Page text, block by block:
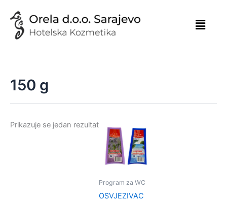
content
150 g
Prikazuje se jedan rezultat
Program za WC
OSVJEZIVAC